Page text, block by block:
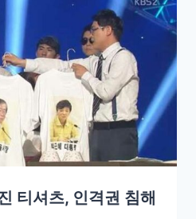
티셔츠, 인격권 침해